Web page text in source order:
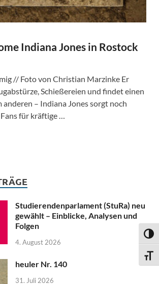
Indiana Jones in Rostock
// Foto von Christian Marzinke Er
Schießereien und findet einen
anderen – Indiana Jones sorgt noch
für kräftige …
Studierendenparlament (StuRa) neu
gewählt – Einblicke, Analysen und
Folgen
4. August 2026
heuler Nr. 140
31. Juli 2026